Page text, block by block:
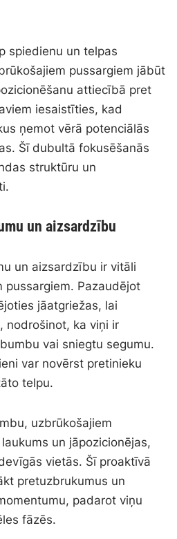
spiedienu un telpas
pussargiem jābūt
attiecībā pret
iesaistīties, kad
ņemot vērā potenciālās
Šī dubultā fokusēšanās
struktūru un
un aizsardzību
un aizsardzību ir vitāli
pussargiem. Pazaudējot
jāatgriežas, lai
nodrošinot, ka viņi ir
vai sniegtu segumu.
var novērst pretinieku
telpu.
uzbrūkošajiem
un jāpozicionējas,
vietās. Šī proaktīvā
pretuzbrukumus un
padarot viņu
fāzēs.